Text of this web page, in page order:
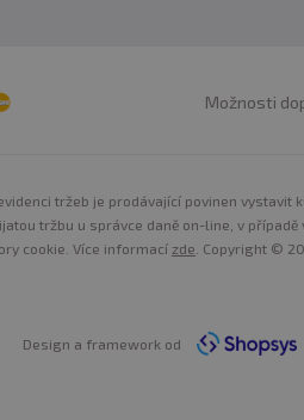
Možnosti
tržeb je prodávající povinen vystavit
tržbu u správce daně on-line, v případě
cookie. Více informací zde . Copyright ©
Design a framework od